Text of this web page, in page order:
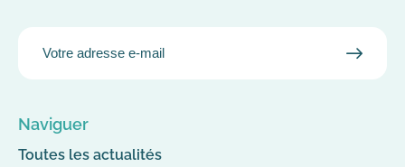
Naviguer
Toutes les actualités